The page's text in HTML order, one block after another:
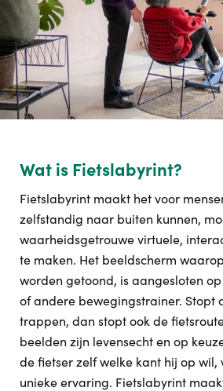
Wat is Fietslabyrint?
Fietslabyrint maakt het voor
zelfstandig naar buiten kunnen,
waarheidsgetrouwe virtuele,
te maken. Het beeldscherm
worden getoond, is aangesloten
of andere bewegingstrainer. Stopt
trappen, dan stopt ook de
beelden zijn levensecht en op
de fietser zelf welke kant hij op wil,
unieke ervaring. Fietslabyrint